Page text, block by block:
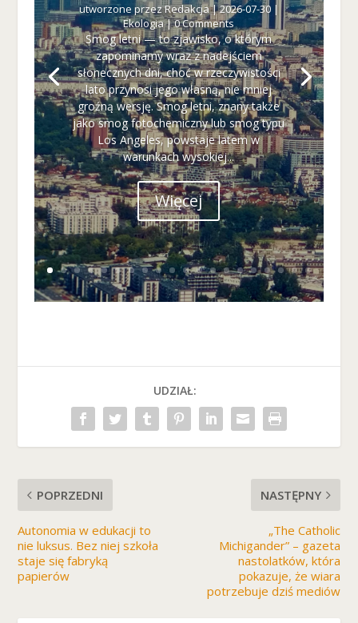
utworzone przezRedakcja|2026-07-30|
Ekologia| 0 Comments
Smog letni — to zjawisko, o którym
zapominamy wraz z nadejściem
słonecznych dni, choć w rzeczywistości
lato przynosi jego własną, nie mniej
groźną wersję. Smog letni, znany także
jako smog fotochemiczny lub smog typu
Los Angeles, powstaje latem w
warunkach wysokiej...
Więcej
UDZIAŁ:
POPRZEDNI
Autonomia w edukacji to
nie luksus. Bez niej szkoła
staje się fabryką
papierów
NASTĘPNY
„The Catholic
Michigander” – gazeta
nastolatków, która
pokazuje, że wiara
potrzebuje dziś mediów